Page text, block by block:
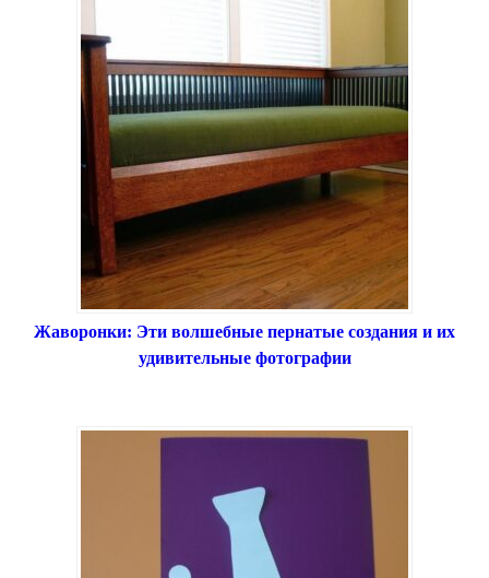
Жаворонки: Эти волшебные пернатые создания и их
удивительные фотографии